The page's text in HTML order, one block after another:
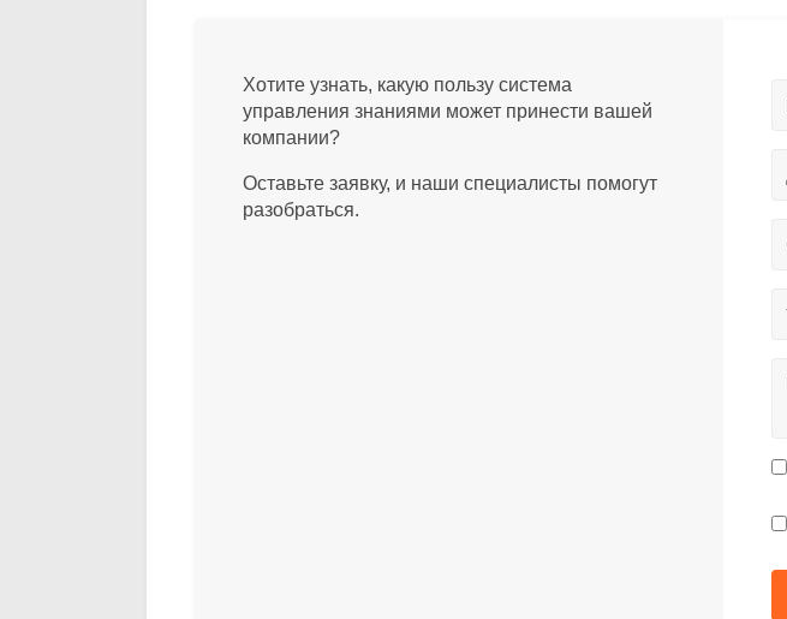
Хотите узнать, какую пользу система
управления знаниями может принести вашей
компании?
Оставьте заявку, и наши специалисты помогут
разобраться.